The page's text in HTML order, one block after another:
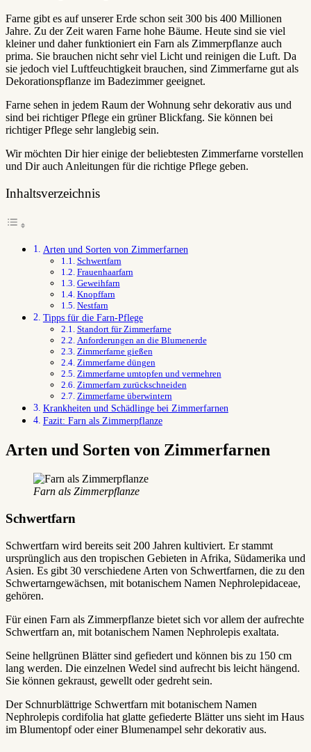
Farne gibt es auf unserer Erde schon seit 300 bis 400 Millionen
Jahre. Zu der Zeit waren Farne hohe Bäume. Heute sind sie viel
kleiner und daher funktioniert ein Farn als Zimmerpflanze auch
prima. Sie brauchen nicht sehr viel Licht und reinigen die Luft. Da
sie jedoch viel Luftfeuchtigkeit brauchen, sind Zimmerfarne gut als
Dekorationspflanze im Badezimmer geeignet.
Farne sehen in jedem Raum der Wohnung sehr dekorativ aus und
sind bei richtiger Pflege ein grüner Blickfang. Sie können bei
richtiger Pflege sehr langlebig sein.
Wir möchten Dir hier einige der beliebtesten Zimmerfarne vorstellen
und Dir auch Anleitungen für die richtige Pflege geben.
Inhaltsverzeichnis
Arten und Sorten von Zimmerfarnen
Schwertfarn
Frauenhaarfarn
Geweihfarn
Knopffarn
Nestfarn
Tipps für die Farn-Pflege
Standort für Zimmerfarne
Anforderungen an die Blumenerde
Zimmerfarne gießen
Zimmerfarne düngen
Zimmerfarne umtopfen und vermehren
Zimmerfarn zurückschneiden
Zimmerfarne überwintern
Krankheiten und Schädlinge bei Zimmerfarnen
Fazit: Farn als Zimmerpflanze
Arten und Sorten von Zimmerfarnen
Farn als Zimmerpflanze
Schwertfarn
Schwertfarn wird bereits seit 200 Jahren kultiviert. Er stammt
ursprünglich aus den tropischen Gebieten in Afrika, Südamerika und
Asien. Es gibt 30 verschiedene Arten von Schwertfarnen, die zu den
Schwertarngewächsen, mit botanischem Namen Nephrolepidaceae,
gehören.
Für einen Farn als Zimmerpflanze bietet sich vor allem der aufrechte
Schwertfarn an, mit botanischem Namen Nephrolepis exaltata.
Seine hellgrünen Blätter sind gefiedert und können bis zu 150 cm
lang werden. Die einzelnen Wedel sind aufrecht bis leicht hängend.
Sie können gekraust, gewellt oder gedreht sein.
Der Schnurblättrige Schwertfarn mit botanischem Namen
Nephrolepis cordifolia hat glatte gefiederte Blätter uns sieht im Haus
im Blumentopf oder einer Blumenampel sehr dekorativ aus.